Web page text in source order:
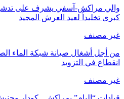
والي مراكش-آسفي يشرف على
كبرى تخليداً لعيد العرش المجيد
غير مصنف
من أجل أشغال صيانة شبكة الماء
انقطاع في التزويد
غير مصنف